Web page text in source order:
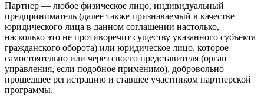
Партнер — любое физическое лицо, индивидуальный
предприниматель (далее также признаваемый в качестве
юридического лица в данном соглашении настолько,
насколько это не противоречит существу указанного субъекта
гражданского оборота) или юридическое лицо, которое
самостоятельно или через своего представителя (орган
управления, если подобное применимо), добровольно
прошедшее регистрацию и ставшее участником партнерской
программы.